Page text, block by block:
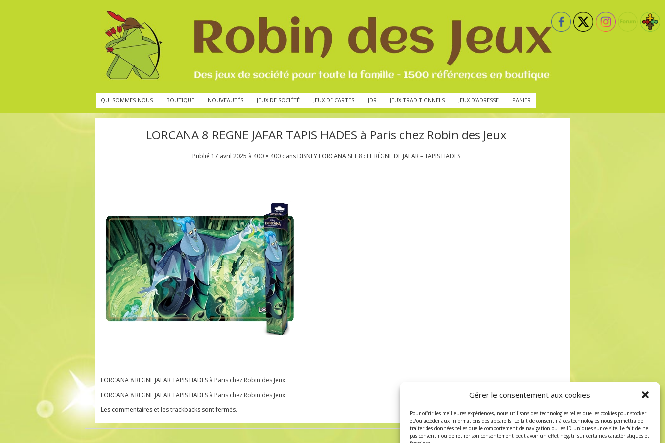
Gérer le consentement aux cookies
Pour offrir les meilleures expériences, nous utilisons des technologies telles que les cookies pour stocker
et/ou accéder aux informations des appareils. Le fait de consentir à ces technologies nous permettra de
traiter des données telles que le comportement de navigation ou les ID uniques sur ce site. Le fait de ne
pas consentir ou de retirer son consentement peut avoir un effet négatif sur certaines caractéristiques et
QUI SOMMES-NOUS BOUTIQUE NOUVEAUTÉS JEUX DE SOCIÉTÉ JEUX DE CARTES JDR JEUX TRADITIONNELS JEUX D’ADRESSE PANIER
LORCANA 8 REGNE JAFAR TAPIS HADES à Paris chez Robin des Jeux
Publié 17 avril 2025 à 400 × 400 dans DISNEY LORCANA SET 8 : LE RÈGNE DE JAFAR – TAPIS HADES
LORCANA 8 REGNE JAFAR TAPIS HADES à Paris chez Robin des Jeux
LORCANA 8 REGNE JAFAR TAPIS HADES à Paris chez Robin des Jeux
Les commentaires et les trackbacks sont fermés.